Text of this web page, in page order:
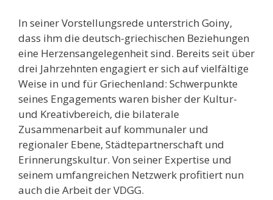
In seiner Vorstellungsrede unterstrich Goiny,
dass ihm die deutsch-griechischen Beziehungen
eine Herzensangelegenheit sind. Bereits seit über
drei Jahrzehnten engagiert er sich auf vielfältige
Weise in und für Griechenland: Schwerpunkte
seines Engagements waren bisher der Kultur-
und Kreativbereich, die bilaterale
Zusammenarbeit auf kommunaler und
regionaler Ebene, Städtepartnerschaft und
Erinnerungskultur. Von seiner Expertise und
seinem umfangreichen Netzwerk profitiert nun
auch die Arbeit der VDGG.